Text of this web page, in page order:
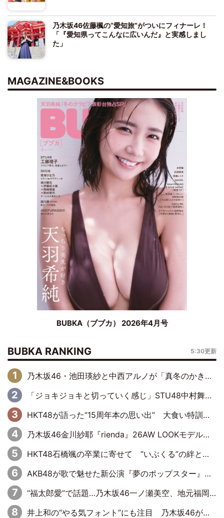
乃木坂46佐藤楓の“愛知旅”がついにフィナーレ！
「『愛知県ってこんなに広いんだ』と実感しまし
た」
MAGAZINE&BOOKS
BUBKA（ブブカ） 2026年4月号
BUBKA RANKING 5:30更新
乃木坂46・池田瑛紗と中西アルノが「真冬のかき氷」騒動で火花散らす！ 因縁の裏にあるのは、逆境をともに“凌”ぐ似た者同士の絆
「ジョキジョキと切っていく感じ」STU48中村舞、新しい挑戦は自らの手で
HKT48が語った“15周年本の思い出” 大食い特訓・守護霊企画・制服グラビア…盛りだくさんの裏話
乃木坂46金川紗耶『rienda』26AW LOOKモデルに就任
HKT48石橋颯の卒業に寄せて “いぶくる”の絆と後輩・龍頭綺音の決意
AKB48が歌で魅せた新公演『夢のポップスター』 初日から全身全霊のステージ
“福太郎愛”で話題…乃木坂46一ノ瀬美空、地元福岡『めんべい25周年トップサポーター』に就任
井上和の“やる気フォント”にも注目 乃木坂46が挑んだ書道パフォーマンスの舞台裏